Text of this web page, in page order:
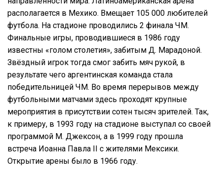
располагается в Мехико. Вмещает 105 000 любителей
футбола. На стадионе проводились 2 финала ЧМ.
Финальные игры, проводившиеся в 1986 году
известны «голом столетия», забитым Д. Марадоной.
Звёздный игрок тогда смог забить мяч рукой, в
результате чего аргентинская команда стала
победительницей ЧМ. Во время перерывов между
футбольными матчами здесь проходят крупные
мероприятия в присутствии сотен тысяч зрителей. Так,
к примеру, в 1993 году на стадионе выступал со своей
программой М. Джексон, а в 1999 году прошла
встреча Иоанна Павла II с жителями Мексики.
Открытие арены было в 1966 году.